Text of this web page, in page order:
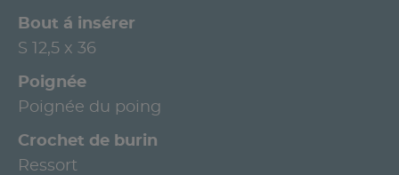
Bout á insérer
S 12,5 x 36
Poignée
Poignée du poing
Crochet de burin
Ressort